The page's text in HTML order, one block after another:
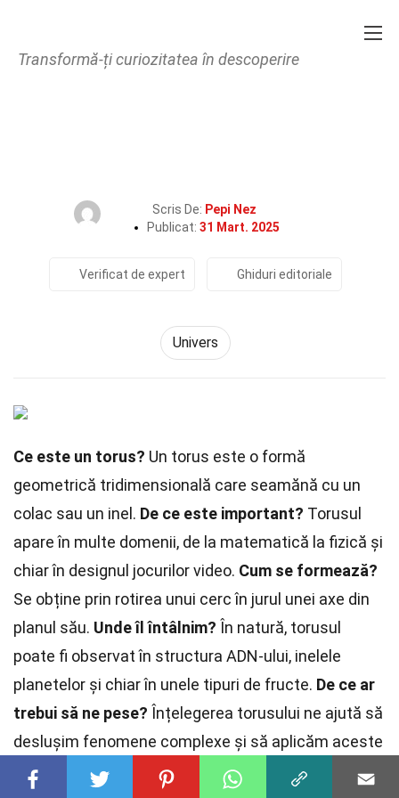
Transformă-ți curiozitatea în descoperire
Scris De: Pepi Nez
Publicat: 31 Mart. 2025
Verificat de expert Ghiduri editoriale
Univers
Ce este un torus? Un torus este o formă
geometrică tridimensională care seamănă cu un
colac sau un inel. De ce este important? Torusul
apare în multe domenii, de la matematică la fizică și
chiar în designul jocurilor video. Cum se formează?
Se obține prin rotirea unui cerc în jurul unei axe din
planul său. Unde îl întâlnim? În natură, torusul
poate fi observat în structura ADN-ului, inelele
planetelor și chiar în unele tipuri de fructe. De ce ar
trebui să ne pese? Înțelegerea torusului ne ajută să
deslușim fenomene complexe și să aplicăm aceste
cunoștințe în tehnologie și știință.
Curiozități?